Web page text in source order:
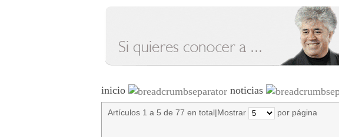
inicio noticias
Artículos 1 a 5 de 77 en total|Mostrar por página